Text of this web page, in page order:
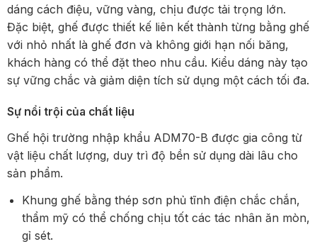
dáng cách điệu, vững vàng, chịu được tải trọng lớn.
Đặc biệt, ghế được thiết kế liên kết thành từng bằng ghế
với nhỏ nhất là ghế đơn và không giới hạn nối băng,
khách hàng có thể đặt theo nhu cầu. Kiểu dáng này tạo
sự vững chắc và giảm diện tích sử dụng một cách tối đa.
Sự nổi trội của chất liệu
Ghế hội trường nhập khẩu ADM70-B được gia công từ
vật liệu chất lượng, duy trì độ bền sử dụng dài lâu cho
sản phẩm.
Khung ghế bằng thép sơn phủ tĩnh điện chắc chắn,
thẩm mỹ có thể chống chịu tốt các tác nhân ăn mòn,
gỉ sét.